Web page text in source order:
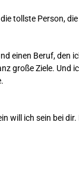
tollste Person,
einen Beruf, den
große Ziele. Und
will ich sein bei